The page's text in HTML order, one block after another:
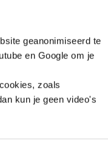
geanonimiseerd te
en Google om je
zoals
kun je geen video's